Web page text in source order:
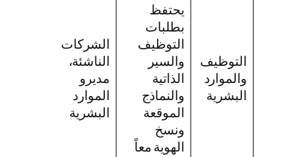
التوظيف
والموارد
البشرية
يحتفظ
بطلبات
التوظيف
والسير
الذاتية
والنماذج
الموقعة
ونسخ
الهوية معاً
الشركات
الناشئة،
مديرو
الموارد
البشرية